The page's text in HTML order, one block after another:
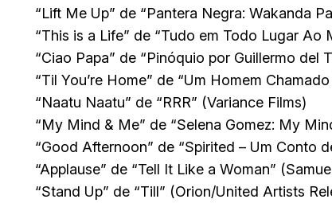
“Lift Me Up” de “Pantera Negra: Wakanda
“This is a Life” de “Tudo em Todo Lugar Ao
“Ciao Papa” de “Pinóquio por Guillermo del
“Til You’re Home” de “Um Homem
“Naatu Naatu” de “RRR” (Variance Films)
“My Mind & Me” de “Selena Gomez: My
“Good Afternoon” de “Spirited – Um Conto
“Applause” de “Tell It Like a Woman”
“Stand Up” de “Till” (Orion/United Artists